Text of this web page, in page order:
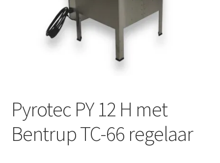
Pyrotec PY 12 H met
Bentrup TC-66 regelaar